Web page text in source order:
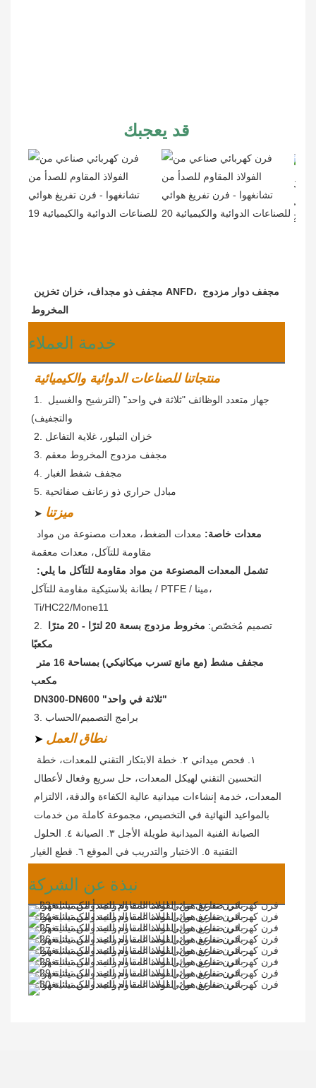
قد يعجبك
مجفف ذو مجداف، خزان تخزين ANFD،
المخروط
خدمة العملاء
منتجاتنا للصناعات الدوائية والكيميائية
والتجفيف)
2. خزان التبلور، غلاية التفاعل
3. مجفف مزدوج المخروط معقم
4. مجفف شفط الغبار
5. مبادل حراري ذو زعانف صفائحية
➤ ميزتنا
معدات خاصة:
مقاومة للتآكل، معدات معقمة
تشمل المعدات المصنوعة من مواد مقاومة للتآكل ما يلي:
بطانة بلاستيكية مقاومة للتآكل / PTFE / مينا،
Ti/HC22/Mone11
2. تصميم مُخصّص:
مكعبًا
مكعب
DN300-DN600 "ثلاثة في واحد"
3. برامج التصميم/الحساب
➤ نطاق العمل
التقنية ٥. الاختبار والتدريب في الموقع ٦. قطع الغيار
نبذة عن الشركة